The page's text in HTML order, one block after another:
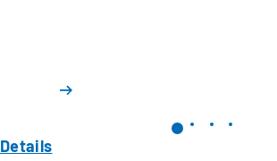
Details